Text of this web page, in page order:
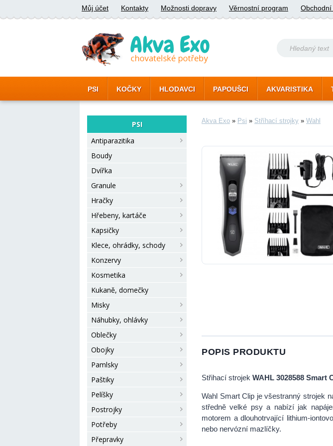
Můj účet Kontakty Možnosti dopravy Věrnostní program
PSI KOČKY HLODAVCI PAPOUŠCI AKVARISTIKA
PSI
Antiparazitika
Boudy
Dvířka
Granule
Hračky
Hřebeny, kartáče
Kapsičky
Klece, ohrádky, schody
Konzervy
Kosmetika
Kukaně, domečky
Misky
Náhubky, ohlávky
Oblečky
Obojky
Pamlsky
Paštiky
Pelíšky
Postrojky
Potřeby
Přepravky
Akva Exo » Psi » Stříhací strojky » Wahl
POPIS PRODUKTU
Střihací strojek WAHL 3028588 Smart
Wahl Smart Clip je všestranný strojek
středně velké psy a nabízí jak
motorem a dlouhotrvající lithium-
nebo nervózní mazlíčky.